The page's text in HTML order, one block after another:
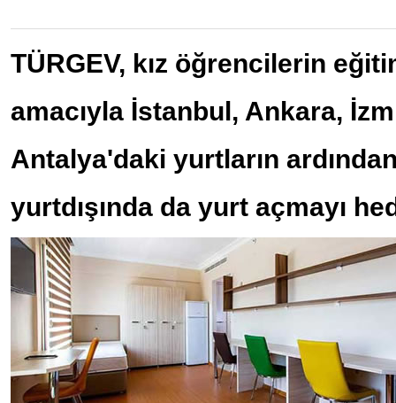
TÜRGEV, kız öğrencilerin
amacıyla İstanbul, Ankara,
Antalya'daki yurtların
yurtdışında da yurt açmayı